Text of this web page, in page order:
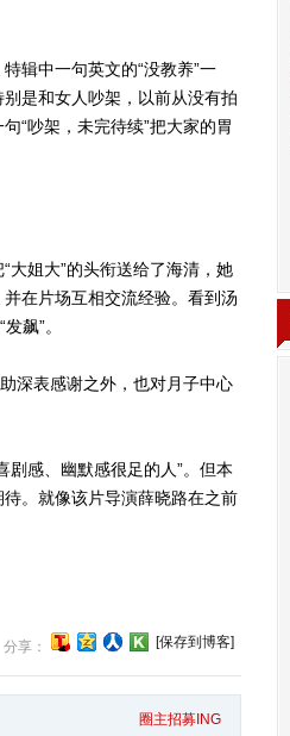
辑中一句英文的“没教养”一
是和女人吵架，以前从没有拍
“吵架，未完待续”把大家的胃
姐大”的头衔送给了海清，她
在片场互相交流经验。看到汤
飙”。
深表感谢之外，也对月子中心
感、幽默感很足的人”。但本
。就像该片导演薛晓路在之前
分享： [保存到博客]
圈主招募ING